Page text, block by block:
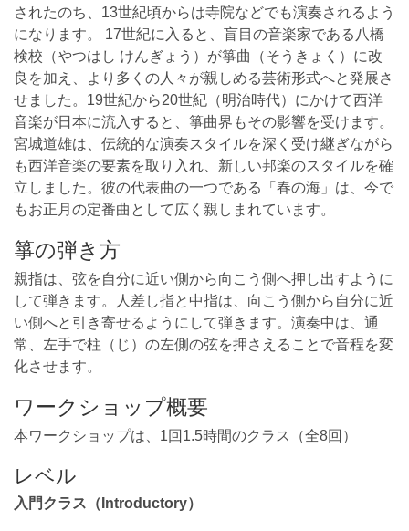
されたのち、13世紀頃からは寺院などでも演奏されるよう
になります。 17世紀に入ると、盲目の音楽家である八橋
検校（やつはし けんぎょう）が箏曲（そうきょく）に改
良を加え、より多くの人々が親しめる芸術形式へと発展さ
せました。19世紀から20世紀（明治時代）にかけて西洋
音楽が日本に流入すると、箏曲界もその影響を受けます。
宮城道雄は、伝統的な演奏スタイルを深く受け継ぎながら
も西洋音楽の要素を取り入れ、新しい邦楽のスタイルを確
立しました。彼の代表曲の一つである「春の海」は、今で
もお正月の定番曲として広く親しまれています。
箏の弾き方
親指は、弦を自分に近い側から向こう側へ押し出すように
して弾きます。人差し指と中指は、向こう側から自分に近
い側へと引き寄せるようにして弾きます。演奏中は、通
常、左手で柱（じ）の左側の弦を押さえることで音程を変
化させます。
ワークショップ概要
本ワークショップは、1回1.5時間のクラス（全8回）
レベル
入門クラス（Introductory）